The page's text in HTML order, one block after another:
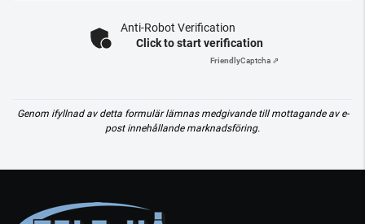
Anti-Robot Verification
Click to start verification
FriendlyCaptcha ⇗
Genom ifyllnad av detta formulär lämnas medgivande till mottagande av e-
post innehållande marknadsföring.